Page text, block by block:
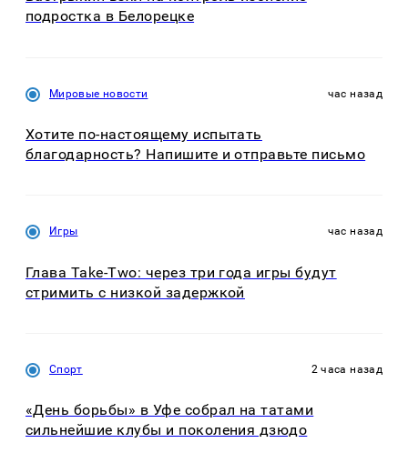
подростка в Белорецке
Мировые новости час назад
Хотите по-настоящему испытать
благодарность? Напишите и отправьте письмо
Игры час назад
Глава Take-Two: через три года игры будут
стримить с низкой задержкой
Спорт 2 часа назад
«День борьбы» в Уфе собрал на татами
сильнейшие клубы и поколения дзюдо